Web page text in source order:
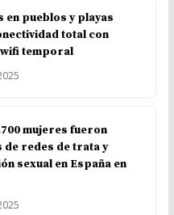
en pueblos y playas
total con
temporal
mujeres fueron
de redes de trata y
sexual en España en